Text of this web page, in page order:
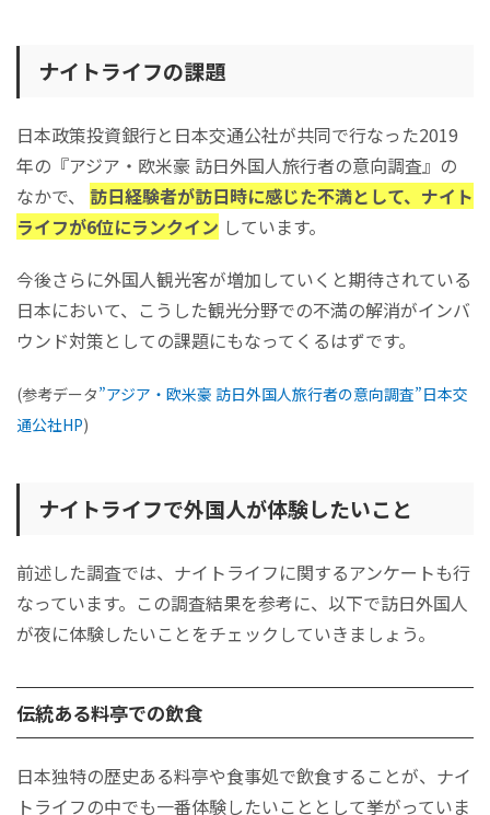
ナイトライフの課題
日本政策投資銀行と日本交通公社が共同で行なった2019
年の『アジア・欧米豪 訪日外国人旅行者の意向調査』の
なかで、 訪日経験者が訪日時に感じた不満として、ナイト
ライフが6位にランクイン しています。
今後さらに外国人観光客が増加していくと期待されている
日本において、こうした観光分野での不満の解消がインバ
ウンド対策としての課題にもなってくるはずです。
(参考データ”アジア・欧米豪 訪日外国人旅行者の意向調査”日本交
通公社HP)
ナイトライフで外国人が体験したいこと
前述した調査では、ナイトライフに関するアンケートも行
なっています。この調査結果を参考に、以下で訪日外国人
が夜に体験したいことをチェックしていきましょう。
伝統ある料亭での飲食
日本独特の歴史ある料亭や食事処で飲食することが、ナイ
トライフの中でも一番体験したいこととして挙がっていま